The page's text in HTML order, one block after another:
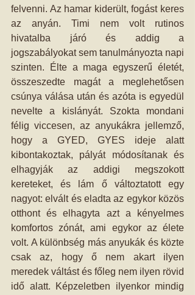
felvenni. Az hamar kiderült, fogást keres
az anyán. Timi nem volt rutinos
hivatalba járó és addig a
jogszabályokat sem tanulmányozta napi
szinten. Élte a maga egyszerű életét,
összeszedte magát a meglehetősen
csúnya válása után és azóta is egyedül
nevelte a kislányát. Szokta mondani
félig viccesen, az anyukákra jellemző,
hogy a GYED, GYES ideje alatt
kibontakoztak, pályát módosítanak és
elhagyják az addigi megszokott
kereteket, és lám ő változtatott egy
nagyot: elvált és eladta az egykor közös
otthont és elhagyta azt a kényelmes
komfortos zónát, ami egykor az élete
volt. A különbség más anyukák és közte
csak az, hogy ő nem akart ilyen
meredek váltást és főleg nem ilyen rövid
idő alatt. Képzeletben ilyenkor mindig